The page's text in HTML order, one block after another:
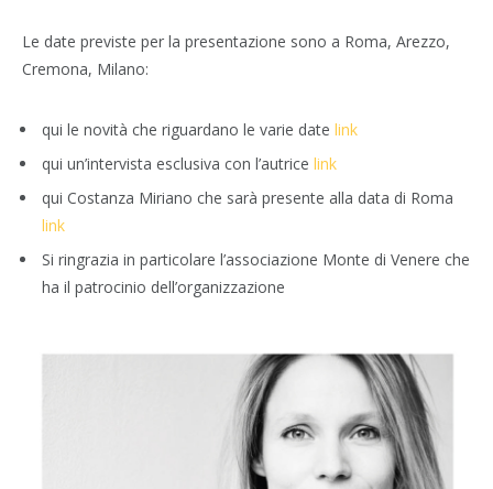
Le date previste per la presentazione sono a Roma, Arezzo,
Cremona, Milano:
qui le novità che riguardano le varie date link
qui un’intervista esclusiva con l’autrice link
qui Costanza Miriano che sarà presente alla data di Roma
link
Si ringrazia in particolare l’associazione Monte di Venere che
ha il patrocinio dell’organizzazione